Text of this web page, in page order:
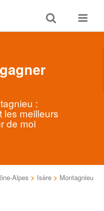
Toggle
search
Toggle
:
les meilleurs
de moi
Alpes > Isère > Montagnieu